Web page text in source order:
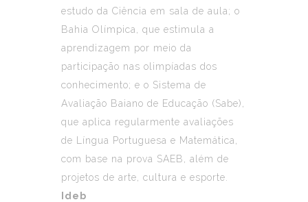
estudo da Ciência em sala de aula; o
Bahia Olímpica, que estimula a
aprendizagem por meio da
participação nas olimpíadas dos
conhecimento; e o Sistema de
Avaliação Baiano de Educação (Sabe),
que aplica regularmente avaliações
de Língua Portuguesa e Matemática,
com base na prova SAEB, além de
projetos de arte, cultura e esporte.
Ideb